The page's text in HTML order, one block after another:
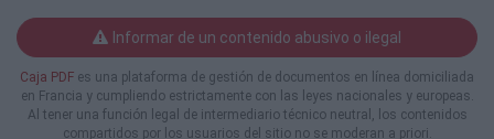
2)

Informar de un contenido abusivo o ilegal
Caja PDF es una plataforma de gestión de documentos en línea domiciliada
en Francia y cumpliendo estrictamente con las leyes nacionales y europeas.
Al tener una función legal de intermediario técnico neutral, los contenidos
compartidos por los usuarios del sitio no se moderan a priori.